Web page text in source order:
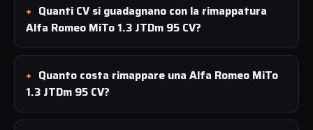
Quanti CV si guadagnano con la rimappatura
Alfa Romeo MiTo 1.3 JTDm 95 CV?
Quanto costa rimappare una Alfa Romeo MiTo
1.3 JTDm 95 CV?